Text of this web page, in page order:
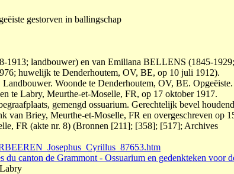
gestorven in ballingschap
1913; landbouwer) en van Emiliana BELLENS (1845-1929;
huwelijk te Denderhoutem, OV, BE, op 10 juli 1912).
Woonde te Denderhoutem, OV, BE. Opgeëiste.
te Labry, Meurthe-et-Moselle, FR, op 17 oktober 1917.
gemengd ossuarium. Gerechtelijk bevel
van Briey, Meurthe-et-Moselle, FR en overgeschreven op
FR (akte nr. 8) (Bronnen [211]; [358]; [517]; Archives
du canton de Grammont - Ossuarium en gedenkteken voor
Labry